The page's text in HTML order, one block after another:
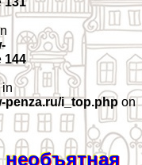
144
penza.ru/i_top.php on
необъятная